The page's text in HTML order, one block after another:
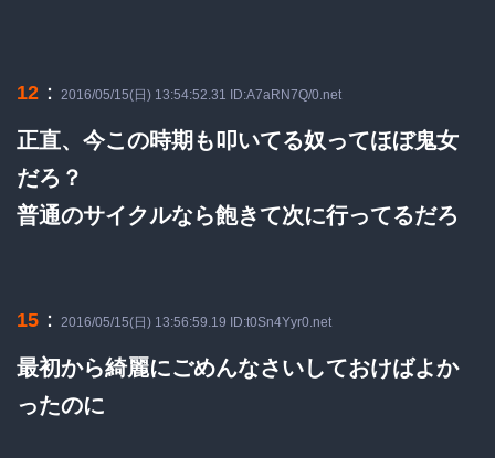
12 ： 2016/05/15(日) 13:54:52.31 ID:A7aRN7Q/0.net
正直、今この時期も叩いてる奴ってほぼ鬼女
だろ？
普通のサイクルなら飽きて次に行ってるだろ
15 ： 2016/05/15(日) 13:56:59.19 ID:t0Sn4Yyr0.net
最初から綺麗にごめんなさいしておけばよか
ったのに